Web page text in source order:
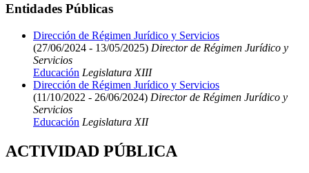
Entidades Públicas
Dirección de Régimen Jurídico y Servicios
(27/06/2024 - 13/05/2025) Director de Régimen Jurídico y
Servicios
Educación Legislatura XIII
Dirección de Régimen Jurídico y Servicios
(11/10/2022 - 26/06/2024) Director de Régimen Jurídico y
Servicios
Educación Legislatura XII
ACTIVIDAD PÚBLICA